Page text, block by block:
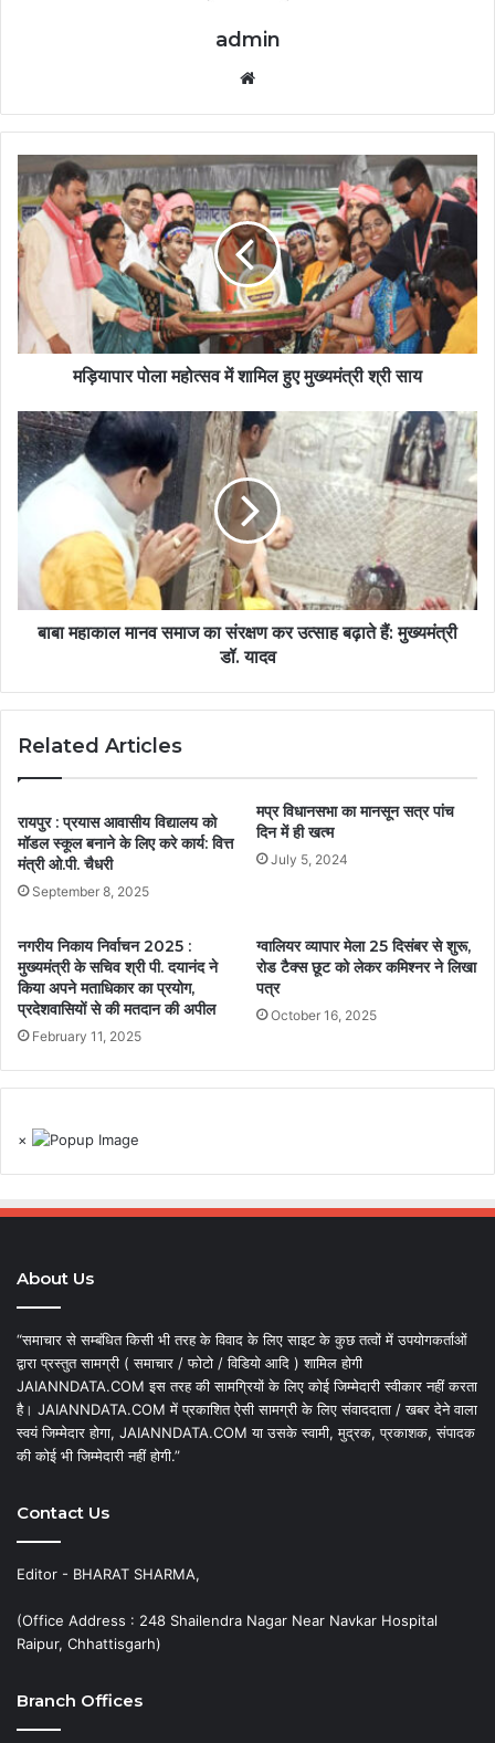
admin
मड़ियापार पोला महोत्सव में शामिल हुए मुख्यमंत्री श्री साय
बाबा महाकाल मानव समाज का संरक्षण कर उत्साह बढ़ाते हैं: मुख्यमंत्री
डॉ. यादव
Related Articles
रायपुर : प्रयास आवासीय विद्यालय को
मॉडल स्कूल बनाने के लिए करे कार्य: वित्त
मंत्री ओ.पी. चैधरी
September 8, 2025
मप्र विधानसभा का मानसून सत्र पांच
दिन में ही खत्म
July 5, 2024
नगरीय निकाय निर्वाचन 2025 :
मुख्यमंत्री के सचिव श्री पी. दयानंद ने
किया अपने मताधिकार का प्रयोग,
प्रदेशवासियों से की मतदान की अपील
February 11, 2025
ग्वालियर व्यापार मेला 25 दिसंबर से शुरू,
रोड टैक्स छूट को लेकर कमिश्नर ने लिखा
पत्र
October 16, 2025
×
About Us
“समाचार से सम्बंधित किसी भी तरह के विवाद के लिए साइट के कुछ तत्वों में उपयोगकर्ताओं
द्वारा प्रस्तुत सामग्री ( समाचार / फोटो / विडियो आदि ) शामिल होगी
JAIANNDATA.COM इस तरह की सामग्रियों के लिए कोई जिम्मेदारी स्वीकार नहीं करता
है। JAIANNDATA.COM में प्रकाशित ऐसी सामग्री के लिए संवाददाता / खबर देने वाला
स्वयं जिम्मेदार होगा, JAIANNDATA.COM या उसके स्वामी, मुद्रक, प्रकाशक, संपादक
की कोई भी जिम्मेदारी नहीं होगी.”
Contact Us
Editor - BHARAT SHARMA,
(Office Address : 248 Shailendra Nagar Near Navkar Hospital
Raipur, Chhattisgarh)
Branch Offices